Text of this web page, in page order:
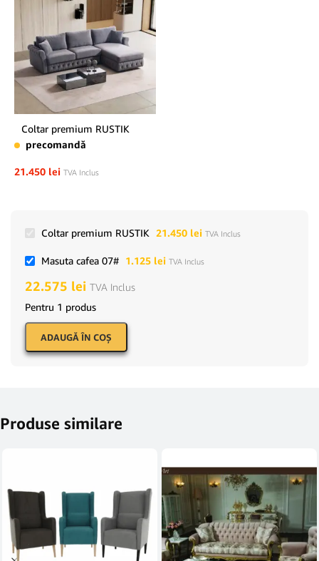
Coltar premium RUSTIK
precomandă
21.450 lei TVA Inclus
Coltar premium RUSTIK 21.450 lei TVA Inclus
Masuta cafea 07# 1.125 lei TVA Inclus
22.575 lei TVA Inclus
Pentru 1 produs
ADAUGĂ ÎN COŞ
Produse similare